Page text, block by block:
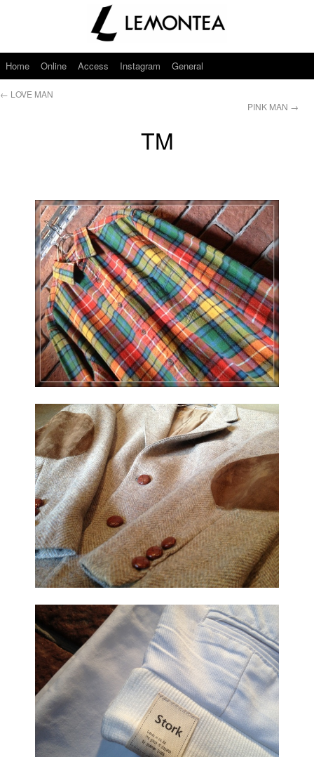
Home Online Access Instagram General
← LOVE MAN
PINK MAN →
TM